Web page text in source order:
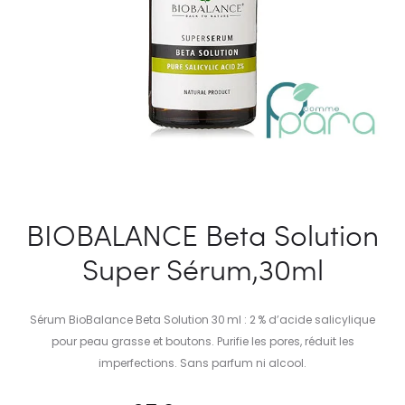
BIOBALANCE Beta Solution
Super Sérum,30ml
Sérum BioBalance Beta Solution 30 ml : 2 % d’acide salicylique
pour peau grasse et boutons. Purifie les pores, réduit les
imperfections. Sans parfum ni alcool.